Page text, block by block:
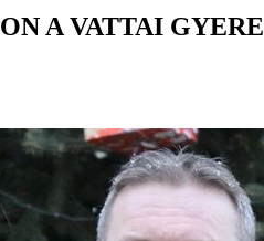
A VATTAI